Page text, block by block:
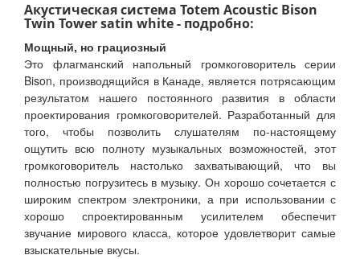
Акустическая система Totem Acoustic Bison
Twin Tower satin white - подробно:
Мощный, но грациозный
Это флагманский напольный громкоговоритель серии
Bison, производящийся в Канаде, является потрясающим
результатом нашего постоянного развития в области
проектирования громкоговорителей. Разработанный для
того, чтобы позволить слушателям по-настоящему
ощутить всю полноту музыкальных возможностей, этот
громкоговоритель настолько захватывающий, что вы
полностью погрузитесь в музыку. Он хорошо сочетается с
широким спектром электроники, а при использовании с
хорошо спроектированным усилителем обеспечит
звучание мирового класса, которое удовлетворит самые
взыскательные вкусы.